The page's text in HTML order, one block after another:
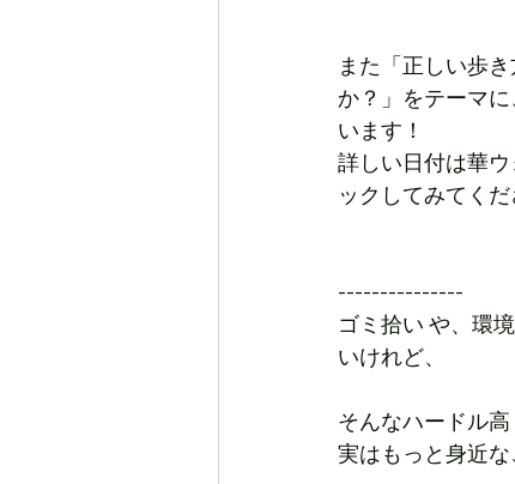
また「正しい歩
か？」をテーマ
います！
詳しい日付は華
ックしてみてくだ
---------------
ゴミ拾い や、 環
いけれど、
そんなハードル高
実はもっと身近